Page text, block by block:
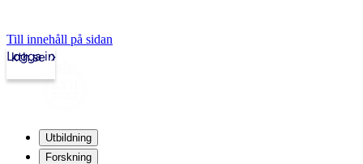
Till innehåll på sidan
kth.se
Logga in
Utbildning
Forskning